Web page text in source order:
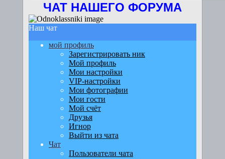
ЧАТ НАШЕГО ФОРУМА